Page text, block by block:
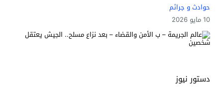
حوادث و جرائم
10 مايو 2026
دستور نيوز